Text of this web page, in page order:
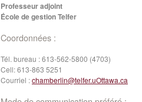
Professeur adjoint
École de gestion Telfer
Coordonnées :
Tél. bureau :613-562-5800 (4703)
Cell:613-863 5251
Courriel :chamberlin@telfer.uOttawa.ca